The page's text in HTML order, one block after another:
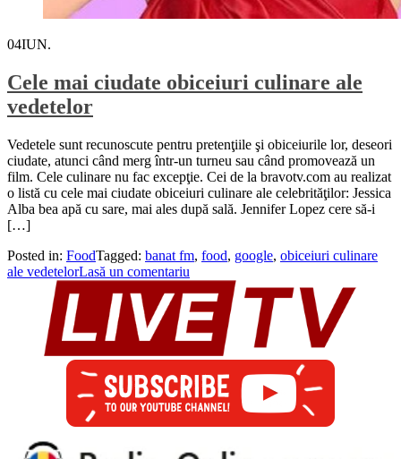
04IUN.
Cele mai ciudate obiceiuri culinare ale
vedetelor
Vedetele sunt recunoscute pentru pretenţiile şi obiceiurile lor, deseori
ciudate, atunci când merg într-un turneu sau când promovează un
film. Cele culinare nu fac excepţie. Cei de la bravotv.com au realizat
o listă cu cele mai ciudate obiceiuri culinare ale celebrităţilor: Jessica
Alba bea apă cu sare, mai ales după sală. Jennifer Lopez cere să-i
[…]
Posted in: FoodTagged: banat fm, food, google, obiceiuri culinare
ale vedetelorLasă un comentariu